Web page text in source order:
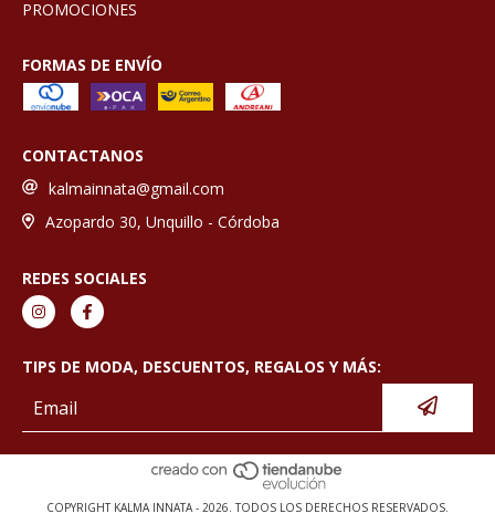
PROMOCIONES
FORMAS DE ENVÍO
CONTACTANOS
kalmainnata@gmail.com
Azopardo 30, Unquillo - Córdoba
REDES SOCIALES
TIPS DE MODA, DESCUENTOS, REGALOS Y MÁS:
COPYRIGHT KALMA INNATA - 2026. TODOS LOS DERECHOS RESERVADOS.